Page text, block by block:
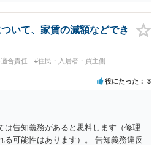
いて、家賃の減額などでき
合責任
#住民・入居者・買主側
役にたった 3
は告知義務があると思料します（修理
る可能性はあります）。 告知義務違反